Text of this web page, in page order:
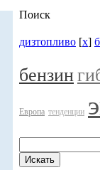
Поиск
дизтопливо [x]
бензин
Европа тенденции